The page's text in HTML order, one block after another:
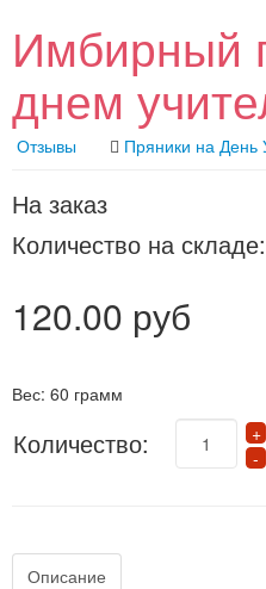
Имбирный
днем
Отзывы Пряники на День
На заказ
Количество на складе:
120.00 руб
Вес: 60 грамм
Количество:
Описание